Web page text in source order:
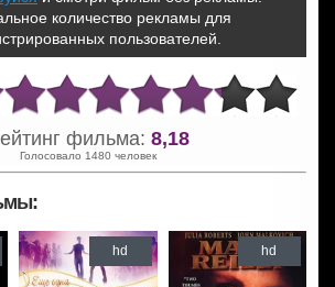
количество рекламы для
пользователей.
фильма: 8,18
Голосовало 1480 человек
hd hd